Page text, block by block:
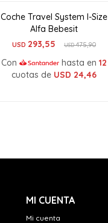
Coche Travel System I-Size
Alfa Bebesit
USD 293,55 USD475,90
Con hasta en 12
cuotas de USD 24,46
MI CUENTA
Mi cuenta